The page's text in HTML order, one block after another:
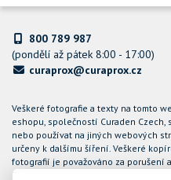
800 789 987
(pondělí až pátek 8:00 - 17:00)
curaprox@curaprox.cz
Veškeré fotografie a texty na tomto
eshopu, společností Curaden Czech,
nebo používat na jiných webových
určeny k dalšímu šíření. Veškeré
fotografií je považováno za porušení
internetového obchodu CURAPROX a